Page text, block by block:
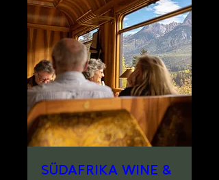
SÜDAFRIKA WINE &